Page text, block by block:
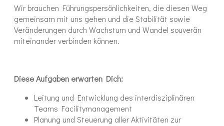
Wir brauchen Führungspersönlichkeiten, die diesen Weg
gemeinsam mit uns gehen und die Stabilität sowie
Veränderungen durch Wachstum und Wandel souverän
miteinander verbinden können.
Diese Aufgaben erwarten Dich:
Leitung und Entwicklung des interdisziplinären
Teams Facilitymanagement
Planung und Steuerung aller Aktivitäten zur